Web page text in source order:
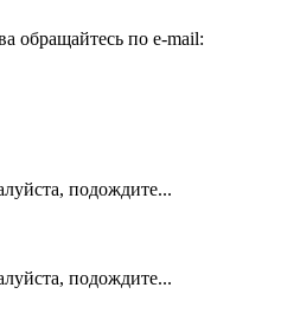
обращайтесь по e-mail:
подождите...
подождите...